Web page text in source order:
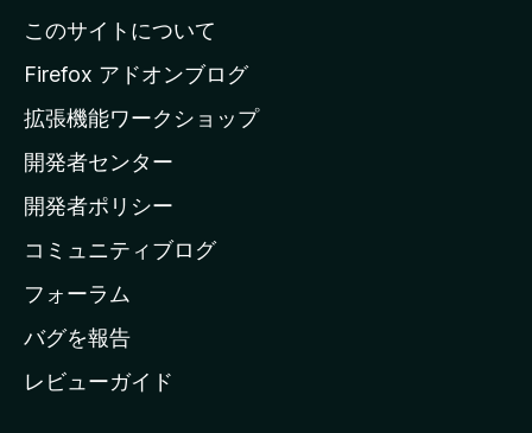
l
a
ホ
ー
ム
ー
ジ
へ
このサイトについて
Firefox アドオンブログ
拡張機能ワークショップ
開発者センター
開発者ポリシー
コミュニティブログ
フォーラム
バグを報告
レビューガイド